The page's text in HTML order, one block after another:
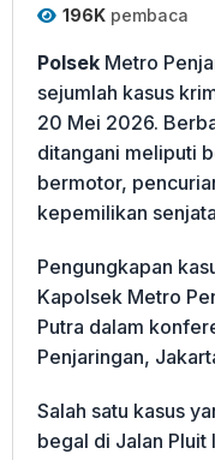
196K pembaca
Polsek Metro
sejumlah kasus
20 Mei 2026.
ditangani meliputi
bermotor,
kepemilikan
Pengungkapan
Kapolsek Metro
Putra dalam
Penjaringan,
Salah satu kasus
begal di Jalan Pluit